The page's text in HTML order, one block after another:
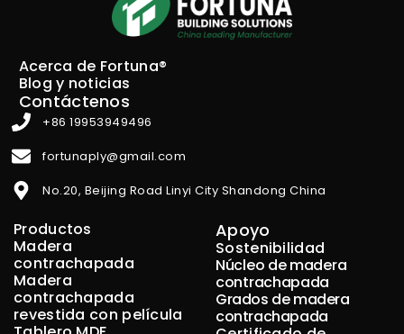
Acerca de Fortuna®
Blog y noticias
Contáctenos
+86 19953949496
fortunaply@gmail.com
No.20, Beijing Road Linyi City Shandong China
Productos
Madera
contrachapada
Madera
contrachapada
revestida con película
Apoyo
Sostenibilidad
Núcleo de madera
contrachapada
Grados de madera
contrachapada